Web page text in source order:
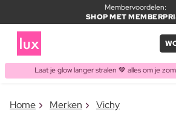
Membervoordelen:
SHOP MET
Laat je glow langer stralen 🤎 alles om je
ITEM TOEGEVOEGD AAN
Vaak samen
Home Merken Vichy